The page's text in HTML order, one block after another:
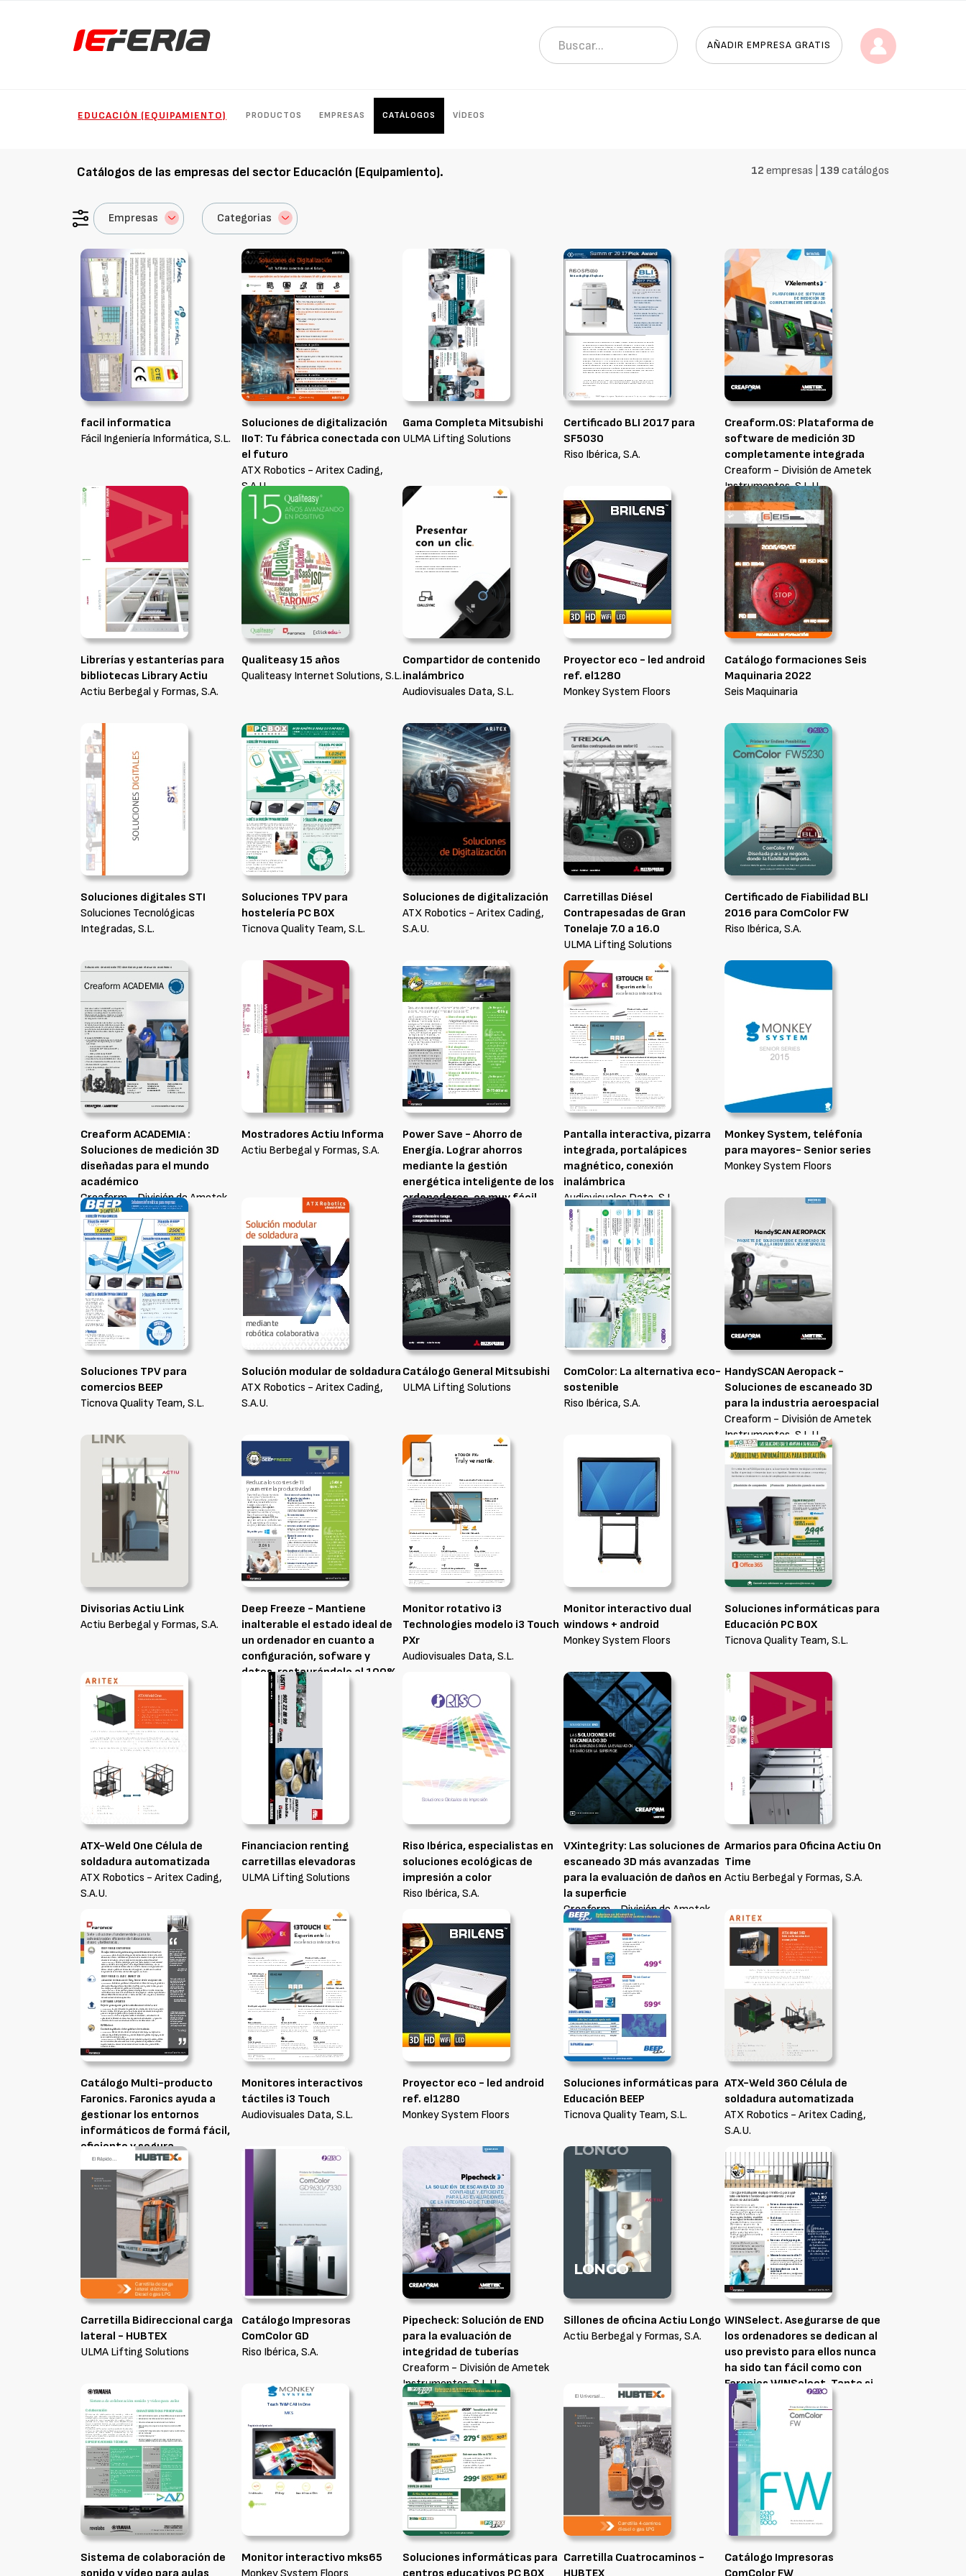
AÑADIR EMPRESA GRATIS
EDUCACIÓN (EQUIPAMIENTO) PRODUCTOS EMPRESAS CATÁLOGOS VÍDEOS
Catálogos de las empresas del sectorEducación (Equipamiento). 12 empresas | 139 catálogos
Empresas Categorias
facil informatica
Fácil Ingeniería Informática, S.L.
Soluciones de digitalización
IIoT: Tu fábrica conectada con
el futuro
ATX Robotics - Aritex Cading,
S.A.U.
Gama Completa Mitsubishi
ULMA Lifting Solutions
Certificado BLI 2017 para
SF5030
Riso Ibérica, S.A.
Creaform.OS: Plataforma de
software de medición 3D
completamente integrada
Creaform - División de Ametek
Instrumentos, S.L.U.
Librerías y estanterías para
bibliotecas Library Actiu
Actiu Berbegal y Formas, S.A.
Qualiteasy 15 años
Qualiteasy Internet Solutions, S.L.
Compartidor de contenido
inalámbrico
Audiovisuales Data, S.L.
Proyector eco - led android
ref. el1280
Monkey System Floors
Catálogo formaciones Seis
Maquinaria 2022
Seis Maquinaria
Soluciones digitales STI
Soluciones Tecnológicas
Integradas, S.L.
Soluciones TPV para
hostelería PC BOX
Ticnova Quality Team, S.L.
Soluciones de digitalización
ATX Robotics - Aritex Cading,
S.A.U.
Carretillas Diésel
Contrapesadas de Gran
Tonelaje 7.0 a 16.0
ULMA Lifting Solutions
Certificado de Fiabilidad BLI
2016 para ComColor FW
Riso Ibérica, S.A.
Creaform ACADEMIA :
Soluciones de medición 3D
diseñadas para el mundo
académico
Creaform - División de Ametek
Instrumentos, S.L.U.
Mostradores Actiu Informa
Actiu Berbegal y Formas, S.A.
Power Save - Ahorro de
Energía. Lograr ahorros
mediante la gestión
energética inteligente de los
ordenadores, es muy fácil
gracias a Faronics Power Save.
Esta solución escalable
funciona tanto en
ordenadores Windows como
Mac y le ayuda a maximizar la
eficiencia energética y a
aumentar los ahorros. Además
la herramienta integrada de
elaboración de informes
muestra claramente sus
resultados y el retorno de la
inversión.
Pantalla interactiva, pizarra
integrada, portalápices
magnético, conexión
inalámbrica
Audiovisuales Data, S.L.
Monkey System, teléfonía
para mayores- Senior series
Monkey System Floors
Soluciones TPV para
comercios BEEP
Ticnova Quality Team, S.L.
Solución modular de soldadura
ATX Robotics - Aritex Cading,
S.A.U.
Catálogo General Mitsubishi
ULMA Lifting Solutions
ComColor: La alternativa eco-
sostenible
Riso Ibérica, S.A.
HandySCAN Aeropack -
Soluciones de escaneado 3D
para la industria aeroespacial
Creaform - División de Ametek
Instrumentos, S.L.U.
Divisorias Actiu Link
Actiu Berbegal y Formas, S.A.
Deep Freeze - Mantiene
inalterable el estado ideal de
un ordenador en cuanto a
configuración, sofware y
datos, restaurándolo al 100%
en cada reinicio del sistema.
Qualiteasy Internet Solutions, S.L.
Monitor rotativo i3
Technologies modelo i3 Touch
PXr
Audiovisuales Data, S.L.
Monitor interactivo dual
windows + android
Monkey System Floors
Soluciones informáticas para
Educación PC BOX
Ticnova Quality Team, S.L.
ATX-Weld One Célula de
soldadura automatizada
ATX Robotics - Aritex Cading,
S.A.U.
Financiacion renting
carretillas elevadoras
ULMA Lifting Solutions
Riso Ibérica, especialistas en
soluciones ecológicas de
impresión a color
Riso Ibérica, S.A.
VXintegrity: Las soluciones de
escaneado 3D más avanzadas
para la evaluación de daños en
la superficie
Creaform - División de Ametek
Instrumentos, S.L.U.
Armarios para Oficina Actiu On
Time
Actiu Berbegal y Formas, S.A.
Catálogo Multi-producto
Faronics. Faronics ayuda a
gestionar los entornos
informáticos de formá fácil,
eficiente y segura
Qualiteasy Internet Solutions, S.L.
Monitores interactivos
táctiles i3 Touch
Audiovisuales Data, S.L.
Proyector eco - led android
ref. el1280
Monkey System Floors
Soluciones informáticas para
Educación BEEP
Ticnova Quality Team, S.L.
ATX-Weld 360 Célula de
soldadura automatizada
ATX Robotics - Aritex Cading,
S.A.U.
Carretilla Bidireccional carga
lateral - HUBTEX
ULMA Lifting Solutions
Catálogo Impresoras
ComColor GD
Riso Ibérica, S.A.
Pipecheck: Solución de END
para la evaluación de
integridad de tuberías
Creaform - División de Ametek
Instrumentos, S.L.U.
Sillones de oficina Actiu Longo
Actiu Berbegal y Formas, S.A.
WINSelect. Asegurarse de que
los ordenadores se dedican al
uso previsto para ellos nunca
ha sido tan fácil como con
Faronics WINSelect. Tanto si
quiere bloquear un quiosco de
acceso público como
estaciones de trabajo dentro
de toda su red, nosotros
cubrimos sus necesidades.
Ahora puede limitarlo todo,
desde las aplicaciones a la
impresión, al tiempo que
elimina las incidencias de
soporte de TI relacionadas con
cualquier acción en una
Sistema de colaboración de
Monitor interactivo mks65
Soluciones informáticas para Carretilla Cuatrocaminos -
Catálogo Impresoras